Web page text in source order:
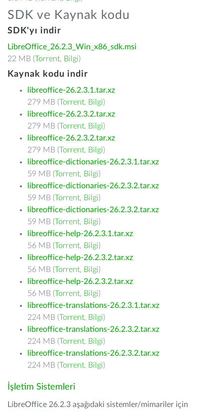
SDK ve Kaynak kodu
SDK'yı indir
LibreOffice_26.2.3_Win_x86_sdk.msi
22 MB (Torrent, Bilgi)
Kaynak kodu indir
libreoffice-26.2.3.1.tar.xz
279 MB (Torrent, Bilgi)
libreoffice-26.2.3.2.tar.xz
279 MB (Torrent, Bilgi)
libreoffice-26.2.3.2.tar.xz
279 MB (Torrent, Bilgi)
libreoffice-dictionaries-26.2.3.1.tar.xz
59 MB (Torrent, Bilgi)
libreoffice-dictionaries-26.2.3.2.tar.xz
59 MB (Torrent, Bilgi)
libreoffice-dictionaries-26.2.3.2.tar.xz
59 MB (Torrent, Bilgi)
libreoffice-help-26.2.3.1.tar.xz
56 MB (Torrent, Bilgi)
libreoffice-help-26.2.3.2.tar.xz
56 MB (Torrent, Bilgi)
libreoffice-help-26.2.3.2.tar.xz
56 MB (Torrent, Bilgi)
libreoffice-translations-26.2.3.1.tar.xz
224 MB (Torrent, Bilgi)
libreoffice-translations-26.2.3.2.tar.xz
224 MB (Torrent, Bilgi)
libreoffice-translations-26.2.3.2.tar.xz
224 MB (Torrent, Bilgi)
İşletim Sistemleri
LibreOffice 26.2.3 aşağıdaki sistemler/mimariler için